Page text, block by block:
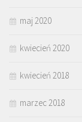
maj 2020
kwiecień 2020
kwiecień 2018
marzec 2018